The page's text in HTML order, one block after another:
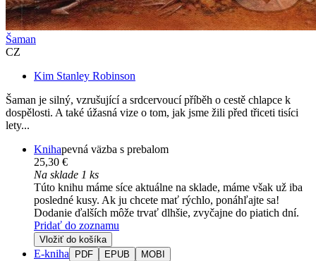
Šaman
CZ
Kim Stanley Robinson
Šaman je silný, vzrušující a srdcervoucí příběh o cestě chlapce k
dospělosti. A také úžasná vize o tom, jak jsme žili před třiceti tisíci
lety...
Knihapevná väzba s prebalom
25,30 €
Na sklade 1 ks
Túto knihu máme síce aktuálne na sklade, máme však už iba
posledné kusy. Ak ju chcete mať rýchlo, ponáhľajte sa!
Dodanie ďalších môže trvať dlhšie, zvyčajne do piatich dní.
Pridať do zoznamu
Vložiť do košíka
E-kniha PDF EPUB MOBI